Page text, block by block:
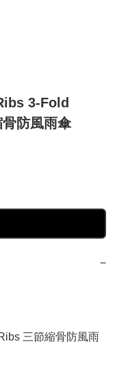
3-Fold
防風雨傘
−
三節縮骨防風雨